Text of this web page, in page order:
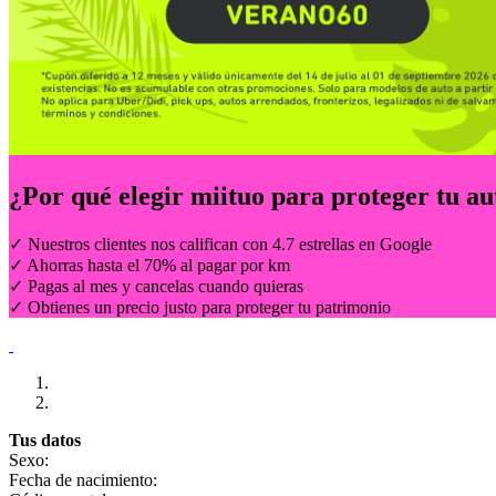
¿Por qué elegir miituo para proteger tu
✓ Nuestros clientes nos califican con 4.7 estrellas en Google
✓ Ahorras hasta el 70% al pagar por km
✓ Pagas al mes y cancelas cuando quieras
✓ Obtienes un precio justo para proteger tu patrimonio
Tus datos
Sexo:
Fecha de nacimiento: